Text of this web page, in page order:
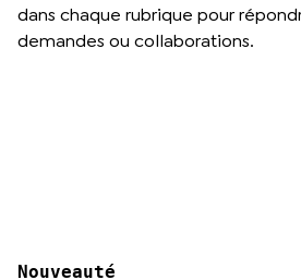
dans chaque rubrique pour
demandes ou collaborations.
Nouveauté